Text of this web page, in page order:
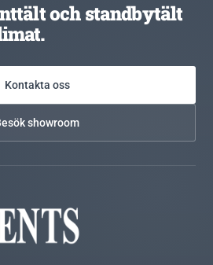
och standbytält
Kontakta oss
showroom